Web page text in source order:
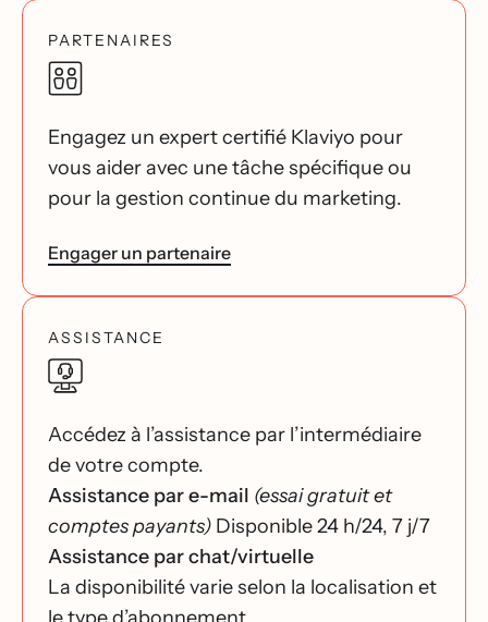
PARTENAIRES
Engagez un expert certifié Klaviyo pour
vous aider avec une tâche spécifique ou
pour la gestion continue du marketing.
Engager un partenaire
ASSISTANCE
Accédez à l’assistance par l’intermédiaire
de votre compte.
Assistance par e-mail (essai gratuit et
comptes payants) Disponible 24 h/24, 7 j/7
Assistance par chat/virtuelle
La disponibilité varie selon la localisation et